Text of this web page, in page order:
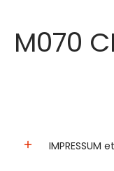
M070
IMPRESSUM